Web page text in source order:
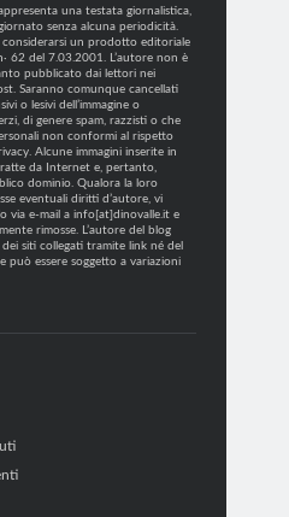
una testata giornalistica,
senza alcuna periodicità.
un prodotto editoriale
62 del 7.03.2001. L’autore non è
pubblicato dai lettori nei
Saranno comunque cancellati
o lesivi dell’immagine o
di genere spam, razzisti o che
non conformi al rispetto
Alcune immagini inserite in
da Internet e, pertanto,
dominio. Qualora la loro
eventuali diritti d’autore, vi
via e-mail a info[at]dinovalle.it e
rimosse. L’autore del blog
siti collegati tramite link né del
può essere soggetto a variazioni